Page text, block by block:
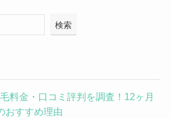
検索
料金・口コミ評判を調査！12ヶ月
おすすめ理由